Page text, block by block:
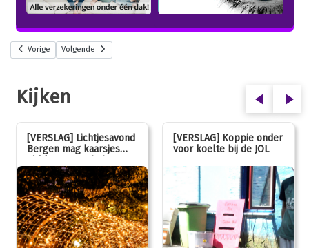
Vorige Volgende
Kijken
[VERSLAG] Lichtjesavond
Bergen mag kaarsjes
jubileum!
[VERSLAG] Koppie onder
voor koelte bij de JOL